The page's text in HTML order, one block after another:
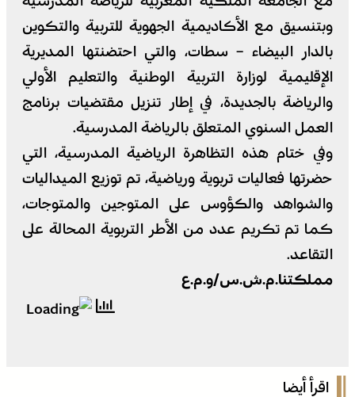
وبتنسيق مع الأكاديمية الجهوية للتربية والتكوين
بالدار البيضاء – سطات، والتي احتضنتها المديرية
الإقليمية لوزارة التربية الوطنية والتعليم الأولي
والرياضة بالجديدة، في إطار تنزيل مقتضيات برنامج
العمل السنوي المتعلق بالرياضة المدرسية.
وفي ختام هذه التظاهرة الرياضية المدرسية، التي
حضرتها فعاليات تربوية ورياضية، تم توزيع الميداليات
والشواهد والكؤوس على المتوجين والمتوجات،
كما تم تكريم عدد من الأطر التربوية المحالة على
التقاعد.
مملكتنا.م.ش.س/و.م.ع
اقرأ أيضا